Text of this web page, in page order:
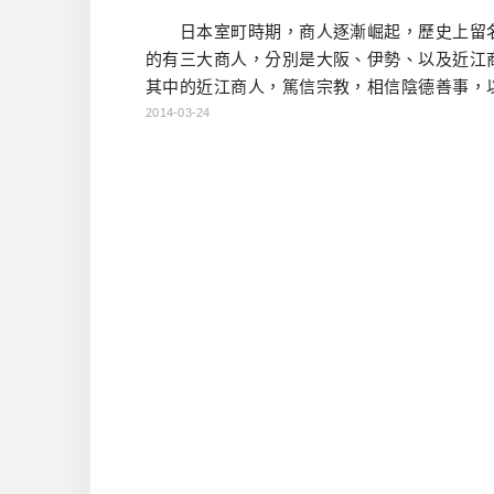
日本室町時期，商人逐漸崛起，歷史上留
的有三大商人，分別是大阪、伊勢、以及近江
其中的近江商人，篤信宗教，相信陰德善事，
三贏（三方よし：「売り手よし、買い手よし
2014-03-24